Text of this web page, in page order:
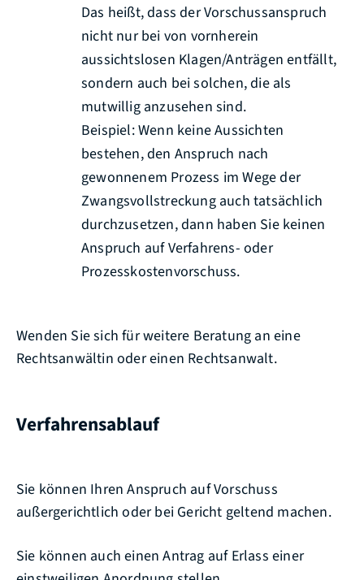
Das heißt, dass der Vorschussanspruch
nicht nur bei von vornherein
aussichtslosen Klagen/Anträgen entfällt,
sondern auch bei solchen, die als
mutwillig anzusehen sind.
Beispiel: Wenn keine Aussichten
bestehen, den Anspruch nach
gewonnenem Prozess im Wege der
Zwangsvollstreckung auch tatsächlich
durchzusetzen, dann haben Sie keinen
Anspruch auf Verfahrens- oder
Prozesskostenvorschuss.
Wenden Sie sich für weitere Beratung an eine
Rechtsanwältin oder einen Rechtsanwalt.
Verfahrensablauf
Sie können Ihren Anspruch auf Vorschuss
außergerichtlich oder bei Gericht geltend machen.
Sie können auch einen Antrag auf Erlass einer